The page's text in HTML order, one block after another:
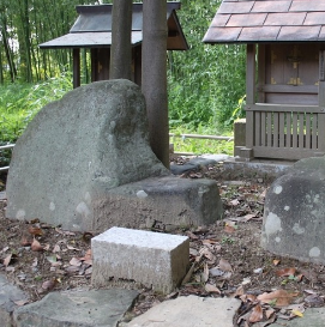
岐阜県アウトドア観光キャン
ペーン
岐阜県観光データベース
旅行会社・観光事業者の皆様へ